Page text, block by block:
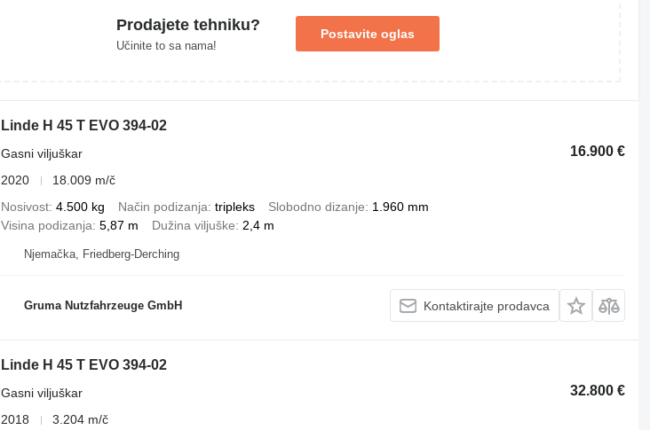
Prodajete tehniku?
Učinite to sa nama!
Postavite oglas
Linde H 45 T EVO 394-02
16.900 €
Gasni viljuškar
2020
18.009 m/č
Nosivost 4.500 kg Način podizanja tripleks Slobodno dizanje
1.960 mm
Visina podizanja 5,87 m Dužina viljuške 2,4 m
Njemačka, Friedberg-Derching
Gruma Nutzfahrzeuge GmbH Kontaktirajte prodavca
Linde H 45 T EVO 394-02
32.800 €
Gasni viljuškar
2018
3.204 m/č